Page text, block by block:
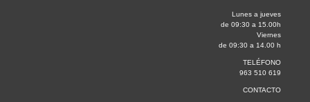
Lunes a jueves
de 09:30 a 15.00h
Viernes
de 09:30 a 14.00 h
TELÉFONO
963 510 619
CONTACTO